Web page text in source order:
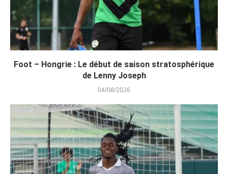
Foot – Hongrie : Le début de saison stratosphérique
de Lenny Joseph
04/08/2026